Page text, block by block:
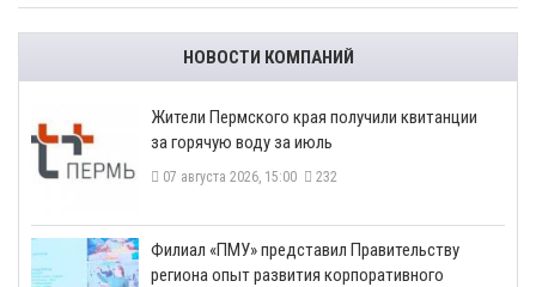
НОВОСТИ КОМПАНИЙ
​Жители Пермского края получили квитанции
за горячую воду за июль
07 августа 2026, 15:00 232
​Филиал «ПМУ» представил Правительству
региона опыт развития корпоративного